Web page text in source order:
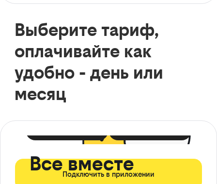
Выберите тариф,
оплачивайте как
удобно - день или
месяц
Все вместе
Подключить в приложении